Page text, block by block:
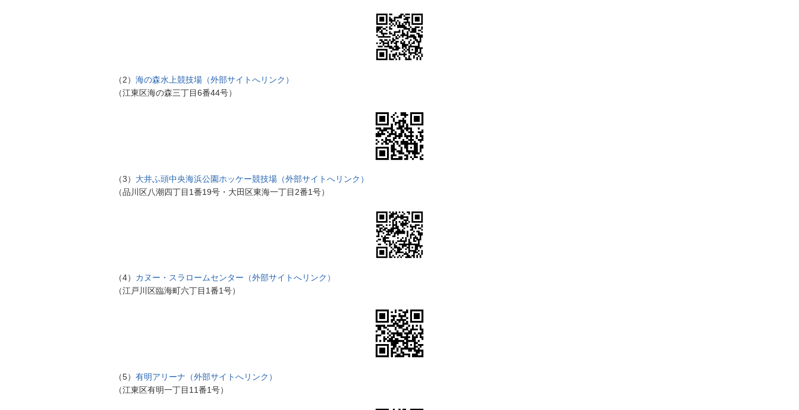
（2） 海の森水上競技場（外部サイトへリンク）
（江東区海の森三丁目6番44号）
（3） 大井ふ頭中央海浜公園ホッケー競技場（外部サイトへリンク）
（品川区八潮四丁目1番19号・大田区東海一丁目2番1号）
（4） カヌー・スラロームセンター（外部サイトへリンク）
（江戸川区臨海町六丁目1番1号）
（5） 有明アリーナ（外部サイトへリンク）
（江東区有明一丁目11番1号）